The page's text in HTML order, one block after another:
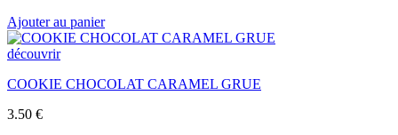
Ajouter au panier
découvrir
COOKIE CHOCOLAT CARAMEL GRUE
3.50 €